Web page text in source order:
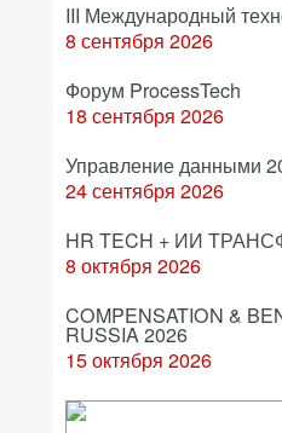
III Международный
8 сентября 2026
Форум ProcessTech
18 сентября 2026
Управление данными
24 сентября 2026
HR TECH + ИИ
8 октября 2026
COMPENSATION &
RUSSIA 2026
15 октября 2026